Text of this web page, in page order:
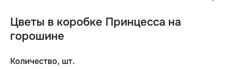
Цветы в коробке Принцесса на
горошине
Количество, шт.